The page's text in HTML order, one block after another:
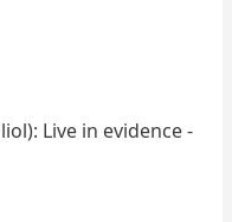
Live in evidence -